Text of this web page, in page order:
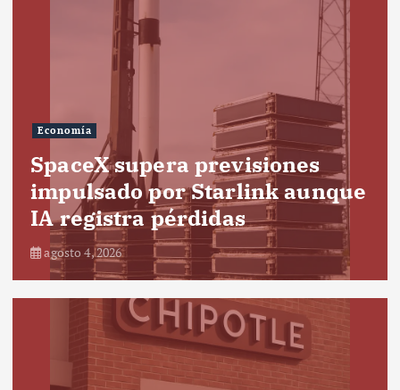
Economía
SpaceX supera previsiones
impulsado por Starlink aunque
IA registra pérdidas
agosto 4, 2026